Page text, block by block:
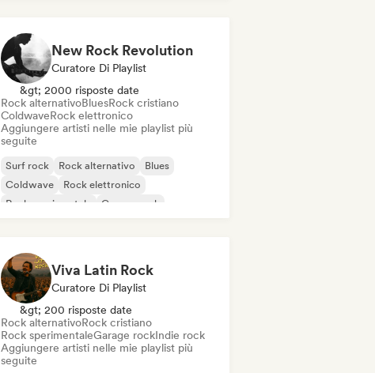
New Rock Revolution
Curatore Di Playlist
&gt; 2000 risposte date
Rock alternativoBluesRock cristiano
ColdwaveRock elettronico
Aggiungere artisti nelle mie playlist più
seguite
Surf rock Rock alternativo
Blues
Coldwave
Rock elettronico
Rock sperimentale
Garage rock
Viva Latin Rock
Curatore Di Playlist
&gt; 200 risposte date
Rock alternativoRock cristiano
Rock sperimentaleGarage rockIndie rock
Aggiungere artisti nelle mie playlist più
seguite